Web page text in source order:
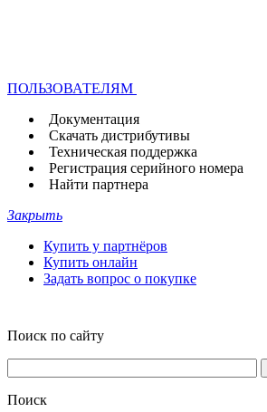
ПОЛЬЗОВАТЕЛЯМ
Документация
Скачать дистрибутивы
Техническая поддержка
Регистрация серийного номера
Найти партнера
Закрыть
Купить у партнёров
Купить онлайн
Задать вопрос о покупке
Поиск по сайту
Поиск